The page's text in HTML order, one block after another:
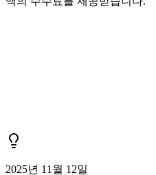
2025년 11월 12일